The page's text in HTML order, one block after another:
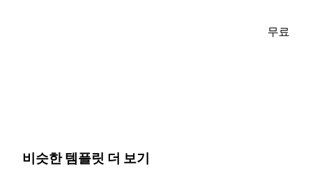
무료
비슷한 템플릿 더 보기